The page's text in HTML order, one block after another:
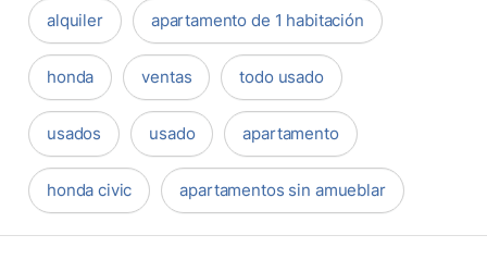
alquiler apartamento de 1 habitación
honda ventas todo usado
usados usado apartamento
honda civic apartamentos sin amueblar